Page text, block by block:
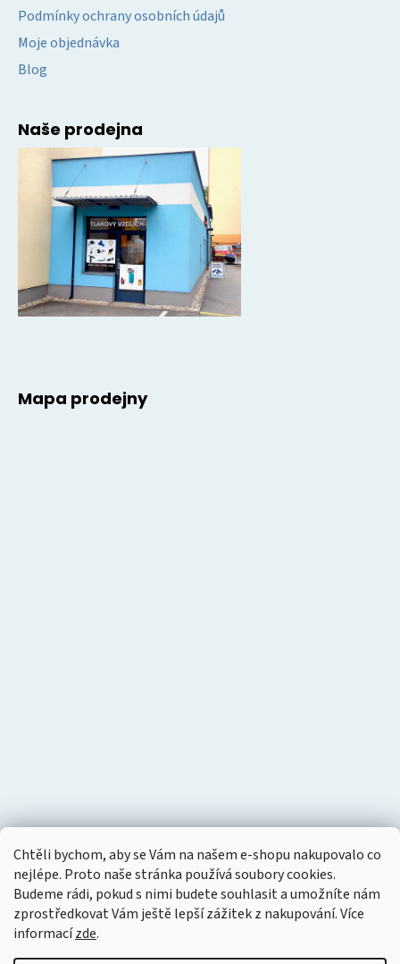
Chtěli bychom, aby se Vám na našem e-shopu nakupovalo co
nejlépe. Proto naše stránka používá soubory cookies.
Budeme rádi, pokud s nimi budete souhlasit a umožníte nám
zprostředkovat Vám ještě lepší zážitek z nakupování.Více
informacízde.
Podmínky ochrany osobních údajů
Moje objednávka
Blog
Naše prodejna
Mapa prodejny